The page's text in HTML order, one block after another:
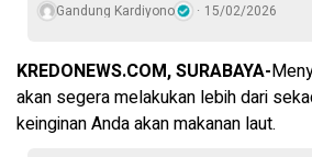
Gandung Kardiyono 15/02/2026
KREDONEWS.COM, SURABAYA-
akan segera melakukan lebih dari
keinginan Anda akan makanan laut.